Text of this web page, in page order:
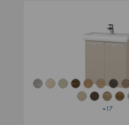
+17